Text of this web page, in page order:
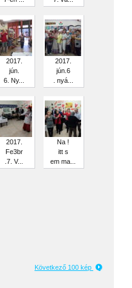
2017.
jún.
6. Ny...
2017.
jún.6
. nyá...
2017.
Fe3br
.7. V...
Na !
itt s
em ma...
Következő 100 kép